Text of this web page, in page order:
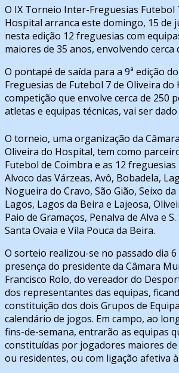
O IX Torneio Inter-Freguesias Futebol
Hospital arranca este domingo, 15 de
nesta edição 12 freguesias com
maiores de 35 anos, envolvendo cerca
O pontapé de saída para a 9ª edição
Freguesias de Futebol 7 de Oliveira do
competição que envolve cerca de 250
atletas e equipas técnicas, vai ser
O torneio, uma organização da
Oliveira do Hospital, tem como
Futebol de Coimbra e as 12
Alvoco das Várzeas, Avô, Bobadela,
Nogueira do Cravo, São Gião, Seixo
Lagos, Lagos da Beira e Lajeosa,
Paio de Gramaços, Penalva de Alva e
Santa Ovaia e Vila Pouca da Beira.
O sorteio realizou-se no passado dia
presença do presidente da Câmara
Francisco Rolo, do vereador do
dos representantes das equipas,
constituição dos dois Grupos de
calendário de jogos. Em campo, ao
fins-de-semana, entrarão as equipas
constituídas por jogadores maiores
ou residentes, ou com ligação afetiva